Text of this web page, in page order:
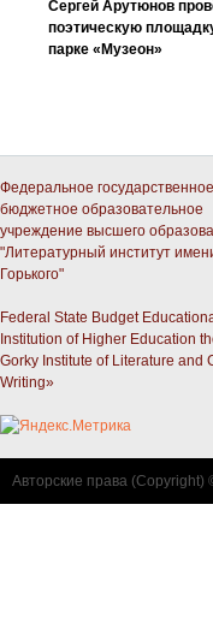
Сергей Арутюнов
поэтическую
парке «Музеон»
Федеральное государственное
бюджетное образовательное
учреждение высшего
"Литературный институт
Горького"
Federal State Budget
Institution of Higher Education
Gorky Institute of Literature and
Writing»
Авторские права